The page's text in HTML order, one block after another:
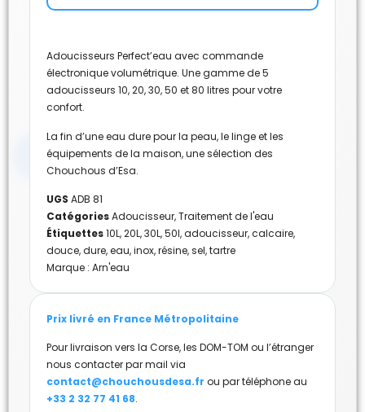
Adoucisseurs Perfect’eau avec commande
électronique volumétrique. Une gamme de 5
adoucisseurs 10, 20, 30, 50 et 80 litres pour votre
confort.
La fin d’une eau dure pour la peau, le linge et les
équipements de la maison, une sélection des
Chouchous d’Esa.
UGS ADB 81
CatégoriesAdoucisseur,Traitement de l'eau
Étiquettes10L,20L,30L,50l,adoucisseur,calcaire,
douce,dure,eau,inox,résine,sel,tartre
Marque : Arn'eau
Prix livré en France Métropolitaine
Pour livraison vers la Corse, les DOM-TOM ou l’étranger
nous contacter par mail via
contact@chouchousdesa.fr ou par téléphone au
+33 2 32 77 41 68.